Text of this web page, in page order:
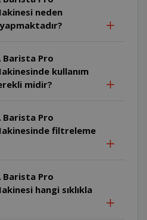
neden
Barista Pro
kullanım
midir?
Barista Pro
filtreleme
Barista Pro
sıklıkla